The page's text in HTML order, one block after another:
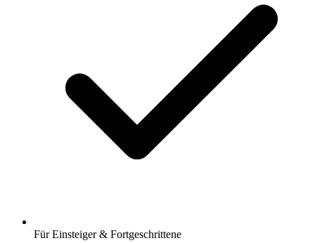
Für Einsteiger & Fortgeschrittene